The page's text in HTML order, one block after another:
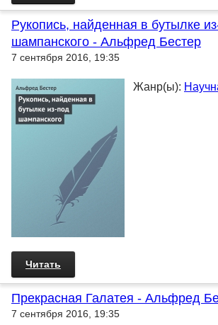
Рукопись, найденная в бутылке
шампанского - Альфред Бестер
7 сентября 2016, 19:35
Жанр(ы):
Читать
Прекрасная Галатея - Альфред
7 сентября 2016, 19:35